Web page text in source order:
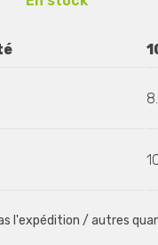
l'expédition / autres